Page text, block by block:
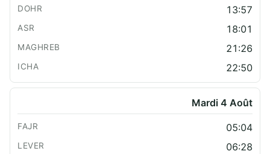
13:57
18:01
21:26
22:50
Mardi 4 Août
05:04
06:28